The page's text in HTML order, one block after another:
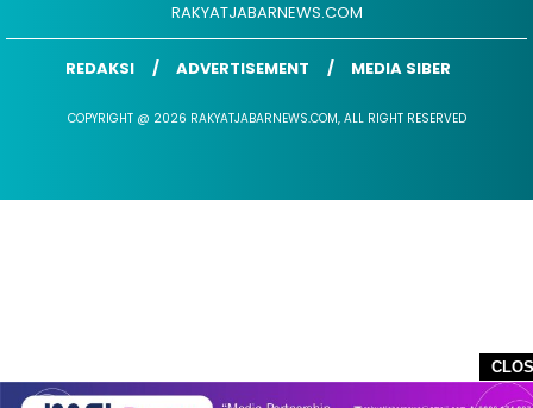
RAKYATJABARNEWS.COM
REDAKSI ADVERTISEMENT MEDIA SIBER
COPYRIGHT @ 2026 RAKYATJABARNEWS.COM, ALL RIGHT RESERVED